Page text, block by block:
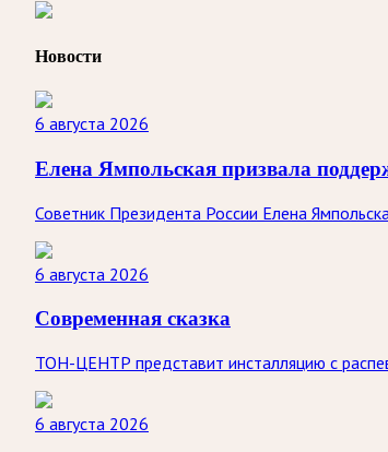
Новости
6 августа 2026
Елена Ямпольская призвала
Советник Президента России Елена
6 августа 2026
Современная сказка
ТОН-ЦЕНТР представит инсталляцию с
6 августа 2026